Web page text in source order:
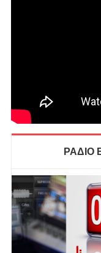
ΡΑΔΙΟ